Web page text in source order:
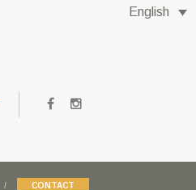
English
CONTACT